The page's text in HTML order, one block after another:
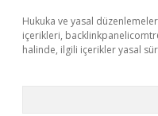
Hukuka ve yasal
içerikleri,
halinde, ilgili içerikler yasal